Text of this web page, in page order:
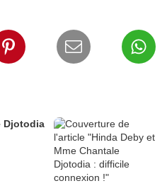
Djotodia